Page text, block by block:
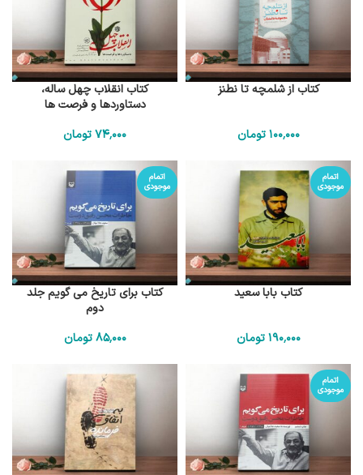
کتاب از شلمچه تا نطنز
100٬000 تومان
کتاب انقلاب چهل ساله،
دستاوردها و فرصت ها
74٬000تومان
اتمام
موجودی
کتاب بابا سعید
190٬000 تومان
اتمام
موجودی
کتاب برای تاریخ می گویم جلد
دوم
85٬000 تومان
اتمام
موجودی